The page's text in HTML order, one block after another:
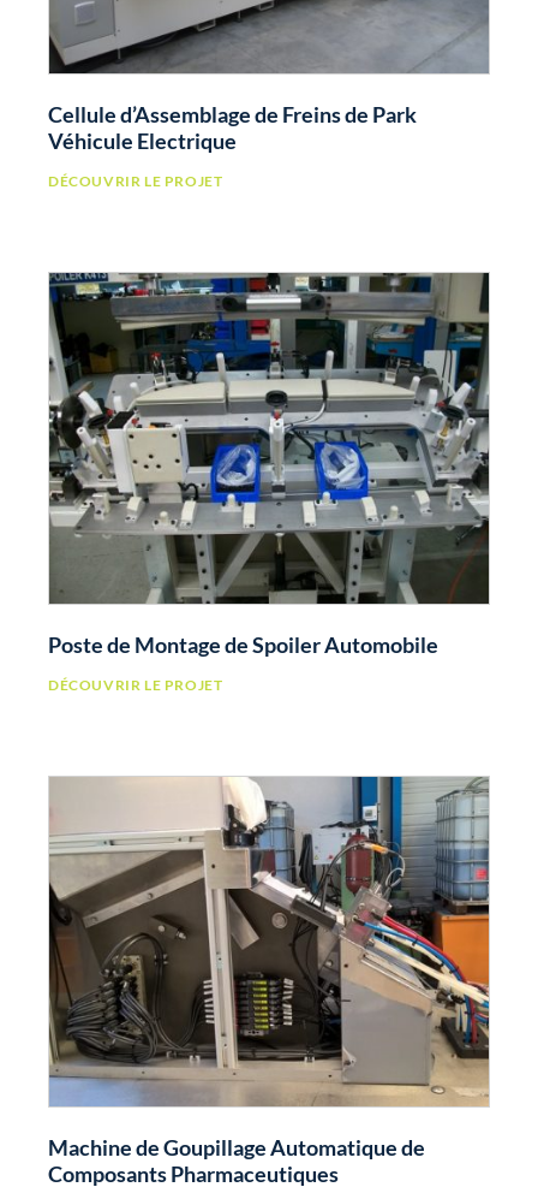
Cellule d’Assemblage de Freins de Park
Véhicule Electrique
DÉCOUVRIR LE PROJET
Poste de Montage de Spoiler Automobile
DÉCOUVRIR LE PROJET
Machine de Goupillage Automatique de
Composants Pharmaceutiques